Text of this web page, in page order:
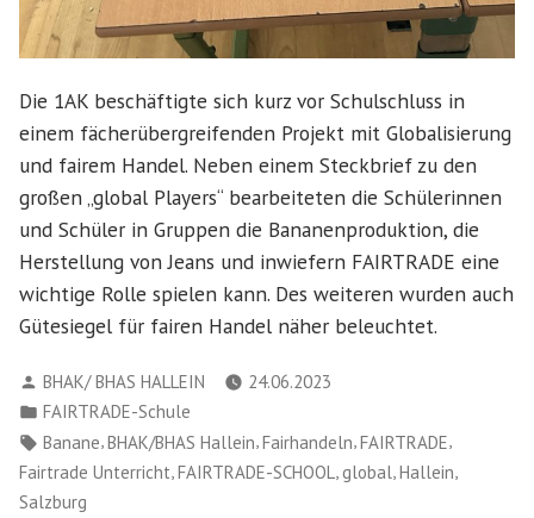
Die 1AK beschäftigte sich kurz vor Schulschluss in
einem fächerübergreifenden Projekt mit Globalisierung
und fairem Handel. Neben einem Steckbrief zu den
großen „global Players“ bearbeiteten die Schülerinnen
und Schüler in Gruppen die Bananenproduktion, die
Herstellung von Jeans und inwiefern FAIRTRADE eine
wichtige Rolle spielen kann. Des weiteren wurden auch
Gütesiegel für fairen Handel näher beleuchtet.
Verfasst
von
BHAK/ BHAS HALLEIN
24.06.2023
Veröffentlicht
in
FAIRTRADE-Schule
Schlagwörter:
Banane,BHAK/BHAS Hallein,Fairhandeln,FAIRTRADE,
Fairtrade Unterricht FAIRTRADE-SCHOOL global Hallein
Salzburg